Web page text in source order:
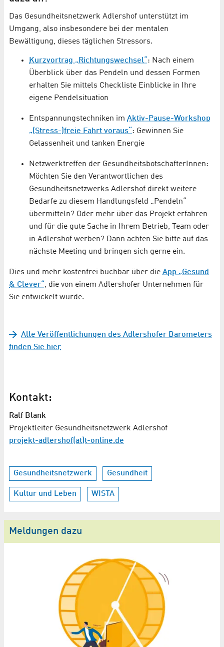
Das Gesundheitsnetzwerk Adlershof unterstützt im
Umgang, also insbesondere bei der mentalen
Bewältigung, dieses täglichen Stressors.
Kurzvortrag „Richtungswechsel“: Nach einem
Überblick über das Pendeln und dessen Formen
erhalten Sie mittels Checkliste Einblicke in Ihre
eigene Pendelsituation
Entspannungstechniken im Aktiv-Pause-Workshop
„(Stress-)freie Fahrt voraus“: Gewinnen Sie
Gelassenheit und tanken Energie
Netzwerktreffen der GesundheitsbotschafterInnen:
Möchten Sie den Verantwortlichen des
Gesundheitsnetzwerks Adlershof direkt weitere
Bedarfe zu diesem Handlungsfeld „Pendeln“
übermitteln? Oder mehr über das Projekt erfahren
und für die gute Sache in Ihrem Betrieb, Team oder
in Adlershof werben? Dann achten Sie bitte auf das
nächste Meeting und bringen sich gerne ein.
Dies und mehr kostenfrei buchbar über die App „Gesund
& Clever“, die von einem Adlershofer Unternehmen für
Sie entwickelt wurde.
Alle Veröffentlichungen des Adlershofer Barometers
finden Sie hier
Kontakt:
Ralf Blank
Projektleiter Gesundheitsnetzwerk Adlershof
projekt-adlershof(at)t-online.de
Gesundheitsnetzwerk Gesundheit
Kultur und Leben WISTA
Meldungen dazu